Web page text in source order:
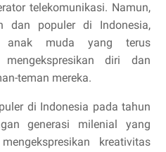
telekomunikasi. Namun,
dan populer di Indonesia,
anak muda yang terus
mengekspresikan diri dan
teman mereka.
di Indonesia pada tahun
generasi milenial yang
kreativitas